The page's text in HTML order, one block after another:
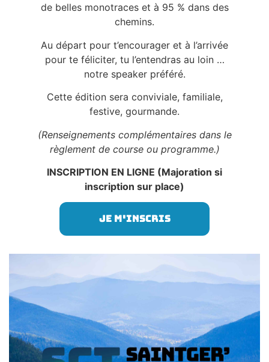
de belles monotraces et à 95 % dans des
chemins.
Au départ pour t’encourager et à l’arrivée
pour te féliciter, tu l’entendras au loin …
notre speaker préféré.
Cette édition sera conviviale, familiale,
festive, gourmande.
(Renseignements complémentaires dans le
règlement de course ou programme.)
INSCRIPTION EN LIGNE (Majoration si
inscription sur place)
Je m'inscris